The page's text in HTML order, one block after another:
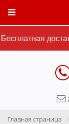
Главная страница